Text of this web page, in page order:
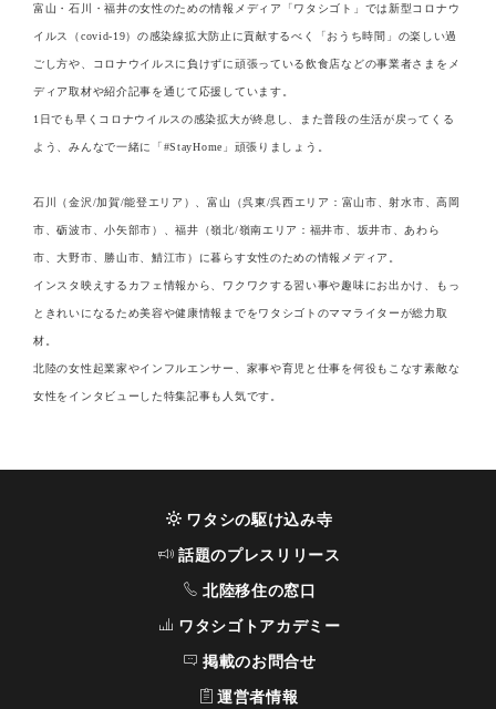
富山・石川・福井の女性のための情報メディア「ワタシゴト」では新型コロナウ
イルス（covid-19）の感染線拡大防止に貢献するべく「おうち時間」の楽しい過
ごし方や、コロナウイルスに負けずに頑張っている飲食店などの事業者さまをメ
ディア取材や紹介記事を通じて応援しています。
1日でも早くコロナウイルスの感染拡大が終息し、また普段の生活が戻ってくる
よう、みんなで一緒に「#StayHome」頑張りましょう。
石川（金沢/加賀/能登エリア）、富山（呉東/呉西エリア：富山市、射水市、高岡
市、砺波市、小矢部市）、福井（嶺北/嶺南エリア：福井市、坂井市、あわら
市、大野市、勝山市、鯖江市）に暮らす女性のための情報メディア。
インスタ映えするカフェ情報から、ワクワクする習い事や趣味にお出かけ、もっ
ときれいになるため美容や健康情報までをワタシゴトのママライターが総力取
材。
北陸の女性起業家やインフルエンサー、家事や育児と仕事を何役もこなす素敵な
女性をインタビューした特集記事も人気です。
ワタシの駆け込み寺
話題のプレスリリース
北陸移住の窓口
ワタシゴトアカデミー
掲載のお問合せ
運営者情報